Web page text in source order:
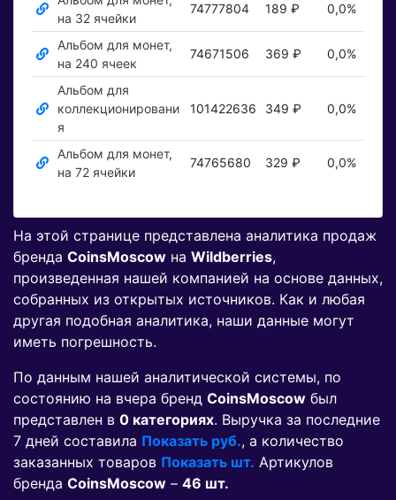
на 32 ячейки
74777804 189 ₽ 0,0%
Альбом для монет,
на 240 ячеек
74671506 369 ₽ 0,0%
Альбом для
коллекционировани
я
101422636 349 ₽ 0,0%
Альбом для монет,
на 72 ячейки
74765680 329 ₽ 0,0%
На этой странице представлена аналитика продаж
бренда CoinsMoscow на Wildberries,
произведенная нашей компанией на основе данных,
собранных из открытых источников. Как и любая
другая подобная аналитика, наши данные могут
иметь погрешность.
По данным нашей аналитической системы, по
состоянию на вчера бренд CoinsMoscow был
представлен в 0 категориях. Выручка за последние
7 дней составила Показать руб., а количество
заказанных товаров Показать шт. Артикулов
бренда CoinsMoscow – 46 шт.